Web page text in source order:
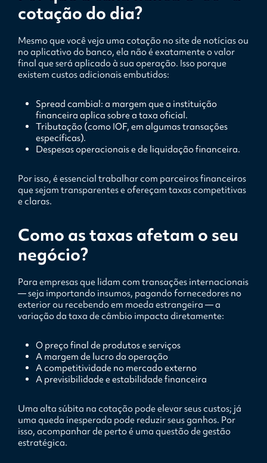
cotação do dia?
Mesmo que você veja uma cotação no site de notícias ou
no aplicativo do banco, ela não é exatamente o valor
final que será aplicado à sua operação. Isso porque
existem custos adicionais embutidos:
Spread cambial: a margem que a instituição
financeira aplica sobre a taxa oficial.
Tributação (como IOF, em algumas transações
específicas).
Despesas operacionais e de liquidação financeira.
Por isso, é essencial trabalhar com parceiros financeiros
que sejam transparentes e ofereçam taxas competitivas
e claras.
Como as taxas afetam o seu
negócio?
Para empresas que lidam com transações internacionais
— seja importando insumos, pagando fornecedores no
exterior ou recebendo em moeda estrangeira — a
variação da taxa de câmbio impacta diretamente:
O preço final de produtos e serviços
A margem de lucro da operação
A competitividade no mercado externo
A previsibilidade e estabilidade financeira
Uma alta súbita na cotação pode elevar seus custos; já
uma queda inesperada pode reduzir seus ganhos. Por
isso, acompanhar de perto é uma questão de gestão
estratégica.